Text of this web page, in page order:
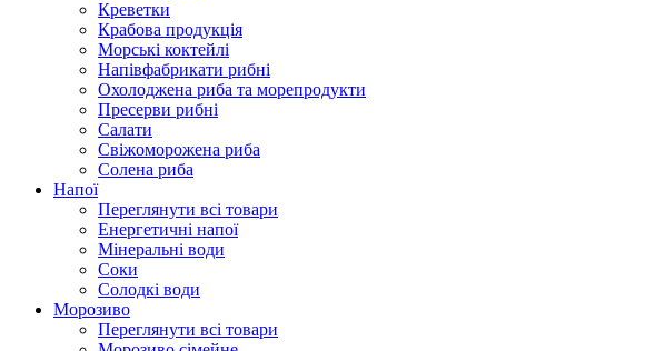
Крeветки
Крабова продукція
Морські коктейлi
Напівфабрикати рибні
Охолоджена риба та морепродукти
Пресерви рибні
Сaлати
Свіжоморожена риба
Солена риба
Напої
Переглянути всі товари
Енергетичні напої
Мінеральні води
Соки
Солодкі води
Морозиво
Переглянути всі товари